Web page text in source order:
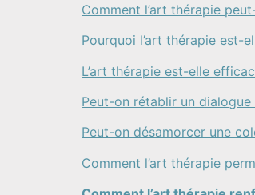
Comment l’art thérapie
Pourquoi l’art thérapie est-
L’art thérapie est-elle
Peut-on rétablir un
Peut-on désamorcer une
Comment l’art thérapie